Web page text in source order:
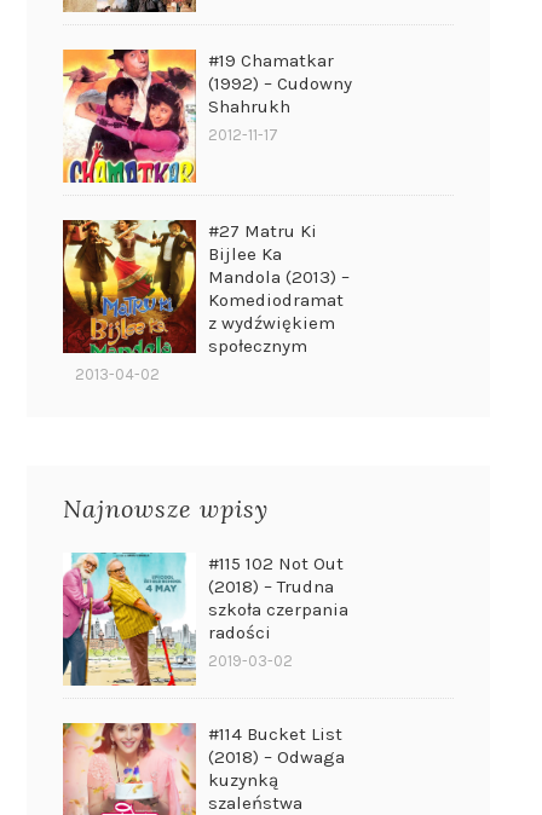
#19 Chamatkar
(1992) – Cudowny
Shahrukh
2012-11-17
#27 Matru Ki
Bijlee Ka
Mandola (2013) –
Komediodramat
z wydźwiękiem
społecznym
2013-04-02
Najnowsze wpisy
#115 102 Not Out
(2018) – Trudna
szkoła czerpania
radości
2019-03-02
#114 Bucket List
(2018) – Odwaga
kuzynką
szaleństwa